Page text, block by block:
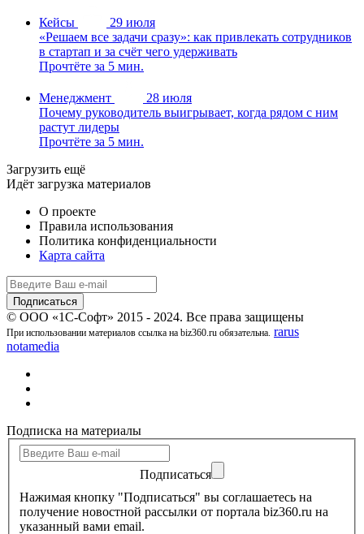
Кейсы
29 июля
«Решаем все задачи сразу»: как привлекать сотрудников
в стартап и за счёт чего удерживать
Прочтёте за 5 мин.
Менеджмент
28 июля
Почему руководитель выигрывает, когда рядом с ним
растут лидеры
Прочтёте за 5 мин.
Загрузить ещё
Идёт загрузка материалов
О проекте
Правила использования
Политика конфиденциальности
Карта сайта
© ООО «1С-Софт» 2015 - 2024. Все права защищены
При использовании материалов ссылка на biz360.ru обязательна. rarus
notamedia
Подписка на материалы
Подписаться
Нажимая кнопку "Подписаться" вы соглашаетесь на
получение новостной рассылки от портала biz360.ru на
указанный вами email.